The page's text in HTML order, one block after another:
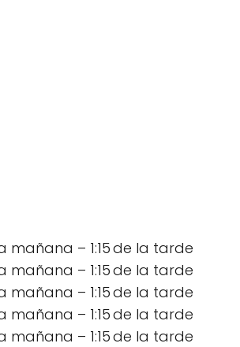
mañana – 1:15 de la tarde
mañana – 1:15 de la tarde
mañana – 1:15 de la tarde
mañana – 1:15 de la tarde
mañana – 1:15 de la tarde